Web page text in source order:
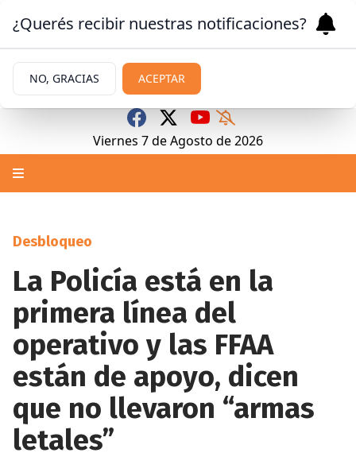
Viernes 7deAgosto de 2026
Desbloqueo
La Policía está en la
primera línea del
operativo y las FFAA
están de apoyo, dicen
que no llevaron “armas
letales”
¿Querés recibir nuestras notificaciones?
NO, GRACIAS ACEPTAR